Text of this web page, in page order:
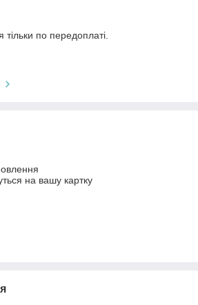
тільки по передоплаті.
на вашу картку